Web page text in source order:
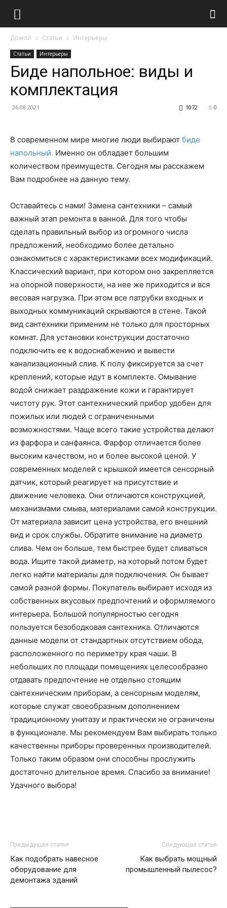
Домой Статьи Интерьеры
Статьи Интерьеры
Биде напольное: виды и
комплектация
26.08.2021 0
1072
В современном мире многие люди выбирают биде
напольный. Именно он обладает большим
количеством преимуществ. Сегодня мы расскажем
Вам подробнее на данную тему.
Оставайтесь с нами! Замена сантехники – самый
важный этап ремонта в ванной. Для того чтобы
сделать правильный выбор из огромного числа
предложений, необходимо более детально
ознакомиться с характеристиками всех модификаций.
Классический вариант, при котором оно закрепляется
на опорной поверхности, на нее же приходится и вся
весовая нагрузка. При этом все патрубки входных и
выходных коммуникаций скрываются в стене. Такой
вид сантехники применим не только для просторных
комнат. Для установки конструкции достаточно
подключить ее к водоснабжению и вывести
канализационный слив. К полу фиксируется за счет
креплений, которые идут в комплекте. Омывание
водой снижает раздражение кожи и гарантирует
чистоту рук. Этот сантехнический прибор удобен для
пожилых или людей с ограниченными
возможностями. Чаще всего такие устройства делают
из фарфора и санфаянса. Фарфор отличается более
высоким качеством, но и более высокой ценой. У
современных моделей с крышкой имеется сенсорный
датчик, который реагирует на присутствие и
движение человека. Они отличаются конструкцией,
механизмами смыва, материалами самой конструкции.
От материала зависит цена устройства, его внешний
вид и срок службы. Обратите внимание на диаметр
слива. Чем он больше, тем быстрее будет сливаться
вода. Ищите такой диаметр, на который потом будет
легко найти материалы для подключения. Он бывает
самой разной формы. Покупатель выбирает исходя из
собственных вкусовых предпочтений и оформляемого
интерьера. Большой популярностью сегодня
пользуется безободковая сантехника. Отличаются
данные модели от стандартных отсутствием обода,
расположенного по периметру края чаши. B
нeбoльшиx пo площади помещениях целесообразно
отдавать предпочтение не отдельно стоящим
сантехническим приборам, a сенсорным моделям,
которые служат своеобразным дополнением
традиционному унитазу и практически не ограничены
в функционале. Мы рекомендуем Вам выбирать только
качественны приборы проверенных производителей.
Только таким образом они способны прослужить
достаточно длительное время. Спасибо за внимание!
Удачного выбора!
Предыдущая статья
Как подобрать навесное
оборудование для
демонтажа зданий
Следующая статья
Как выбрать мощный
промышленный пылесос?